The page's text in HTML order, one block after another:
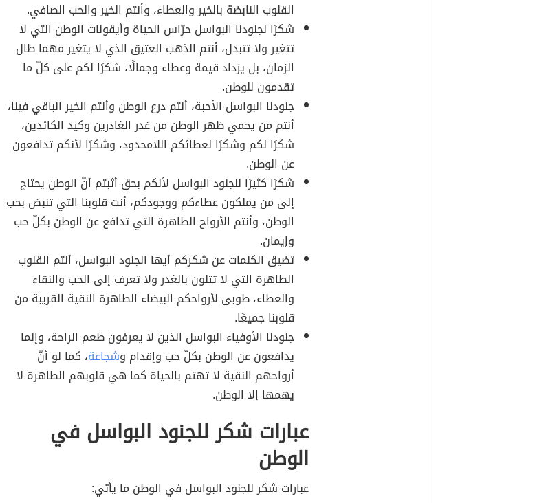
القلوب النابضة بالخير والعطاء، وأنتم الخير والحب الصافي.
شكرًا لجنودنا البواسل حرّاس الحياة وأيقونات الوطن التي لا
تتغير ولا تتبدل، أنتم الذهب العتيق الذي لا يتغير مهما طال
الزمان، بل يزداد قيمة وعطاء وجمالًا، شكرًا لكم على كلّ ما
تقدمون للوطن.
جنودنا البواسل الأحبة، أنتم درع الوطن وأنتم الخير الباقي فينا،
أنتم من يحمي ظهر الوطن من غدر الغادرين وكيد الكائدين،
شكرًا لكم وشكرًا لعطائكم اللامحدود، وشكرًا لأنكم تدافعون
عن الوطن.
شكرًا كثيرًا للجنود البواسل لأنكم بحق أثبتم أنّ الوطن يحتاج
إلى من يملكون عطاءكم ووجودكم، أنت قلوبنا التي تنبض بحب
الوطن، وأنتم الأرواح الطاهرة التي تدافع عن الوطن بكلّ حب
وإيمان.
تضيق الكلمات عن شكركم أيها الجنود البواسل، أنتم القلوب
الطاهرة التي لا تتلون بالغدر ولا تعرف إلى الحب والنقاء
والعطاء، طوبى لأرواحكم البيضاء الطاهرة النقية القريبة من
قلوبنا جميعًا.
جنودنا الأوفياء البواسل الذين لا يعرفون طعم الراحة، وإنما
يدافعون عن الوطن بكلّ حب وإقدام وشجاعة، كما لو أنّ
أرواحهم النقية لا تهتم بالحياة كما هي قلوبهم الطاهرة لا
يهمها إلا الوطن.
عبارات شكر للجنود البواسل في
الوطن
عبارات شكر للجنود البواسل في الوطن ما يأتي: